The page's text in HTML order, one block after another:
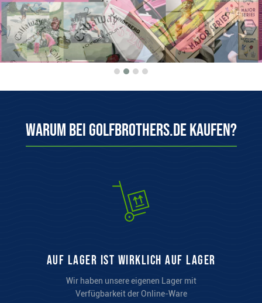
Warum bei Golfbrothers.de kaufen?
auf Lager ist wirklich auf Lager
Wir haben unsere eigenen Lager mit
Verfügbarkeit der Online-Ware